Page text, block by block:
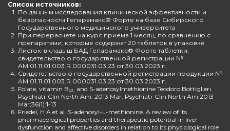
Список источников:
1. По данным исследования клинической эффективности и
безопасности Гепарамакс® Форте на базе Сибирского
Государственного медицинского университета
2. При перерасчете на курс приема 1 месяц, по сравнению с
препаратами, которые содержат 20 таблеток в упаковке
3. Листок-вкладыш БАД Гепарамакс® Форте таблетки,
свидетельство о государственной регистрации №
AM.01.11.01.003.R.000031.03.23 от 30.03.2023 г.
4. Свидетельство о государственной регистрации продукции №
AM.01.11.01.003.R.000031.03.23 от 30.03.2023 г.
5. Folate, vitamin B₁₂, and S-adenosylmethionine Teodoro Bottiglieri.
Psychiatr Clin North Am. 2013 Mar. Psychiatr Clin North Am 2013
Mar;36(1):1-13
6. Friedel, H A et al. S-adenosyl-L-methionine. A review of its
pharmacological properties and therapeutic potential in liver
dysfunction and affective disorders in relation to its physiological role